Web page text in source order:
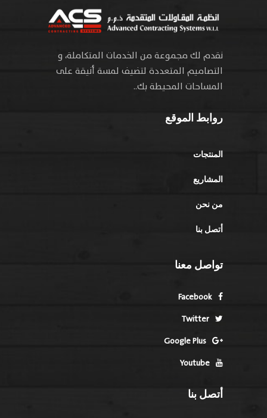
نقدم لك مجموعة من الخدمات المتكاملة، و
التصاميم المتعددة لتضيف لمسة أنيقة على
المساحات المحيطة بك..
روابط الموقع
المنتجات
المشاريع
من نحن
أتصل بنا
تواصل معنا
Facebook
Twitter
Google Plus
Youtube
أتصل بنا